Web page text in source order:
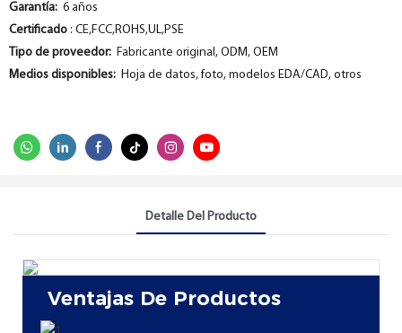
Garantía: 6 años
Certificado : CE,FCC,ROHS,UL,PSE
Tipo de proveedor: Fabricante original, ODM, OEM
Medios disponibles: Hoja de datos, foto, modelos EDA/CAD, otros
Detalle Del Producto
Ventajas De Productos